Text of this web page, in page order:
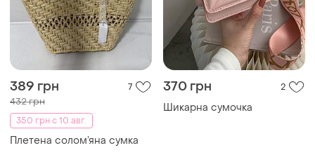
389 грн 7
432 грн
350 грн с 10 авг.
Плетена солом’яна сумка
370 грн 2
Шикарна сумочка